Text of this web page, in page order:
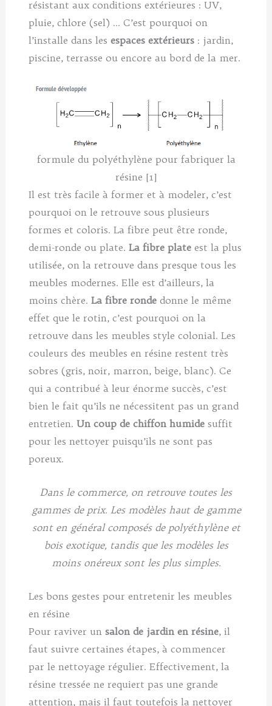
résistant aux conditions extérieures : UV,
pluie, chlore (sel) … C’est pourquoi on
l’installe dans lesespaces extérieurs : jardin,
piscine, terrasse ou encore au bord de la mer.
formule du polyéthylène pour fabriquer la
résine [1]
Il est très facile à former et à modeler, c’est
pourquoi on le retrouve sous plusieurs
formes et coloris. La fibre peut être ronde,
demi-ronde ou plate.La fibre plate est la plus
utilisée, on la retrouve dans presque tous les
meubles modernes. Elle est d’ailleurs, la
moins chère.La fibre ronde donne le même
effet que le rotin, c’est pourquoi on la
retrouve dans les meubles style colonial. Les
couleurs des meubles en résine restent très
sobres (gris, noir, marron, beige, blanc). Ce
qui a contribué à leur énorme succès, c’est
bien le fait qu’ils ne nécessitent pas un grand
entretien. Un coup de chiffon humidesuffit
pour les nettoyer puisqu’ils ne sont pas
poreux.
Dans le commerce, on retrouve toutes les
gammes de prix. Les modèles haut de gamme
sont en général composés de polyéthylène et
bois exotique, tandis que les modèles les
moins onéreux sont les plus simples.
Les bons gestes pour entretenir les meubles
en résine
Pour raviver unsalon de jardin en résine, il
faut suivre certaines étapes, à commencer
par le nettoyage régulier. Effectivement, la
résine tressée ne requiert pas une grande
attention, mais il faut toutefois la nettoyer